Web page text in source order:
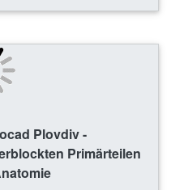
Plovdiv -
Primärteilen